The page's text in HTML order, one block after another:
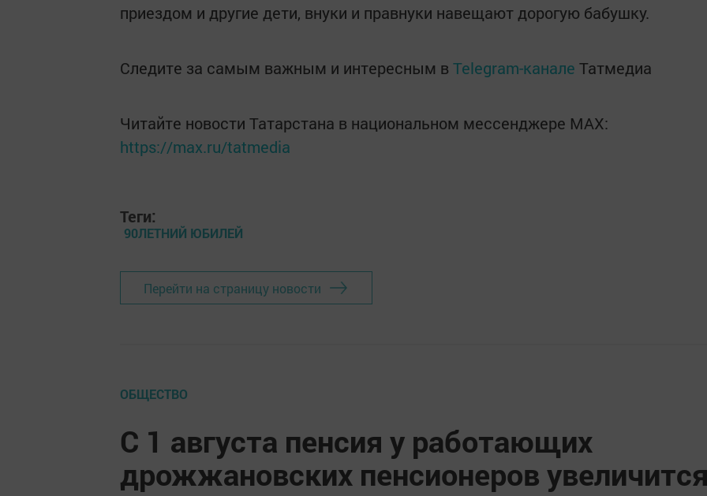
приездом и другие дети, внуки и правнуки навещают дорогую бабушку.
Следите за самым важным и интересным в Telegram-канале Татмедиа
Читайте новости Татарстана в национальном мессенджере MАХ:
https://max.ru/tatmedia
Теги:
90ЛЕТНИЙ ЮБИЛЕЙ
Перейти на страницу новости
ОБЩЕСТВО
С 1 августа пенсия у работающих
дрожжановских пенсионеров